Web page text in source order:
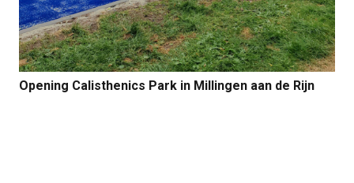
Opening Calisthenics Park in Millingen aan de Rijn